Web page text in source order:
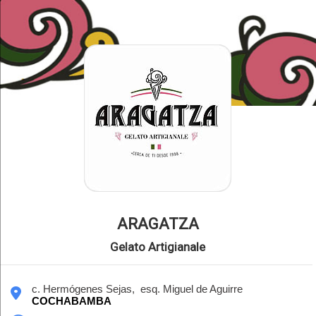
ARAGATZA
Gelato Artigianale
c. Hermógenes Sejas, esq. Miguel de Aguirre
COCHABAMBA